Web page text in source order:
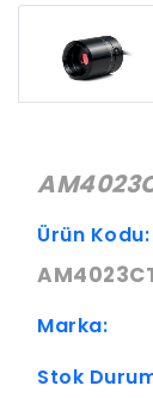
Ürün Kodu:
Marka:
Stok